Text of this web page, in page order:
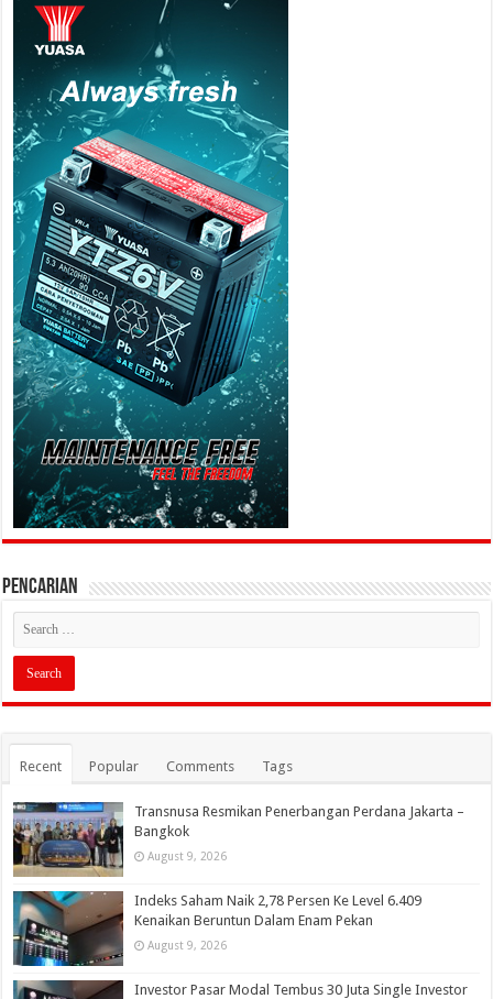
PENCARIAN
Recent Popular Comments Tags
Transnusa Resmikan Penerbangan Perdana Jakarta –
Bangkok
August 9, 2026
Indeks Saham Naik 2,78 Persen Ke Level 6.409
Kenaikan Beruntun Dalam Enam Pekan
August 9, 2026
Investor Pasar Modal Tembus 30 Juta Single Investor